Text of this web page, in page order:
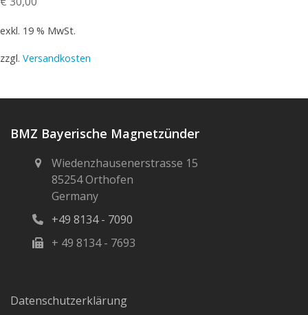
exkl. 19 % MwSt.
zzgl. Versandkosten
BMZ Bayerische Magnetzünder
Wiedenzhausenerstrasse 15
85254 Orthofen
Germany
+49 8134 - 7090
+ 49 8134 - 7693
Datenschutzerklärung